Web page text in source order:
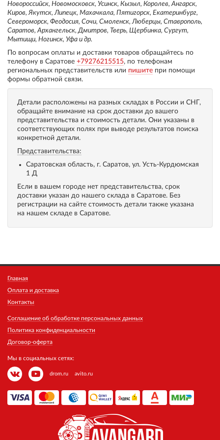
Новороссийск, Новомосковск, Усинск, Кызыл, Королев, Ангарск,
Киров, Якутск, Липецк, Махачкала, Пятигорск, Екатеринбург,
Североморск, Феодосия, Сочи, Смоленск, Люберцы, Ставрополь,
Саратов, Архангельск, Дмитров, Тверь, Щербинка, Сургут,
Мытищи, Ногинск, Уфа и др.
По вопросам оплаты и доставки товаров обращайтесь по
телефону в Саратове +79276215515, по телефонам
региональных представительств или пишите при помощи
формы обратной связи.
Детали расположены на разных складах в России и СНГ,
обращайте внимание на срок доставки до вашего
представительства и стоимость детали. Они указаны в
соответствующих полях при выводе результатов поиска
конкретной детали.
Представительства:
Саратовская область, г. Саратов, ул. Усть-Курдюмская
1 Д
Если в вашем городе нет представительства, срок
доставки указан до нашего склада в Саратове. Без
регистрации на сайте стоимость детали также указана
на нашем складе в Саратове.
Главная
Оплата и доставка
Контакты
Соглашение об обработке персональных данных
Политика конфиденциальности
Договор-оферта
Мы в социальных сетях:
drom.ru avito.ru